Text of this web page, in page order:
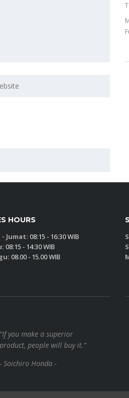
HOURS
- Jumat: 08:15 - 16:30 WIB
08:15 - 14:30 WIB
08.00 - 15.00 WIB
“If you make a superior
product, people will buy it.”
- Soichiro Honda -